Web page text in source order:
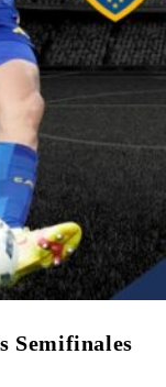
Semifinales